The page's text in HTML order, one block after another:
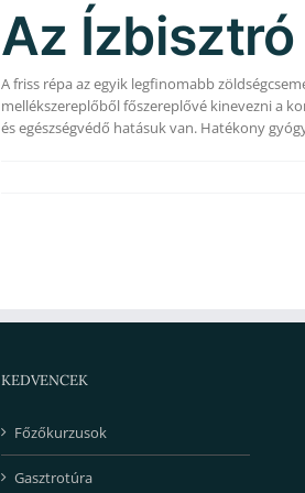
Az
A friss répa az egyik legfinomabb
mellékszereplőből főszereplővé kinevezni a
és egészségvédő hatásuk van. Hatékony
KEDVENCEK
Főzőkurzusok
Gasztrotúra